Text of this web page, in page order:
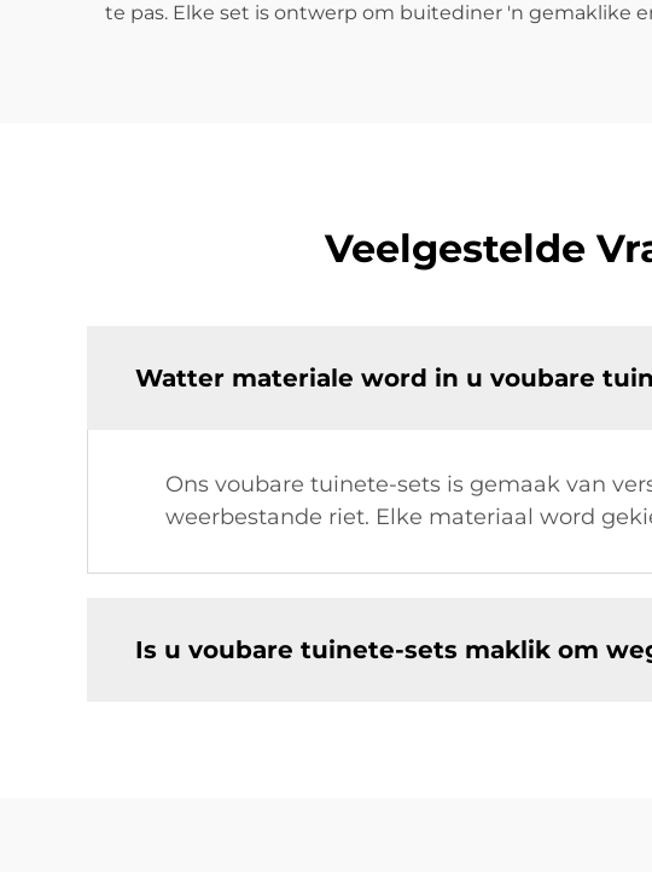
te pas. Elke set is ontwerp om buitediner 'n gemaklike
Veelgestelde
Watter materiale word in u voubare
Ons voubare tuinete-sets is gemaak van
weerbestande riet. Elke materiaal word
Is u voubare tuinete-sets maklik om